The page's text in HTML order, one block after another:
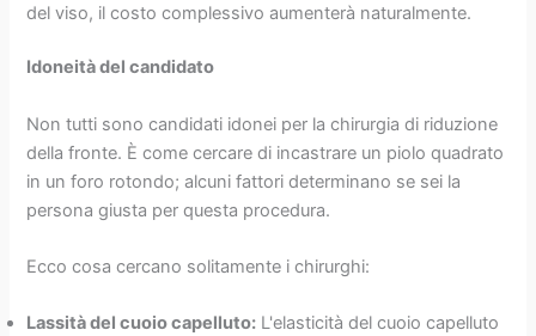
del viso, il costo complessivo aumenterà naturalmente.
Idoneità del candidato
Non tutti sono candidati idonei per la chirurgia di riduzione
della fronte. È come cercare di incastrare un piolo quadrato
in un foro rotondo; alcuni fattori determinano se sei la
persona giusta per questa procedura.
Ecco cosa cercano solitamente i chirurghi:
Lassità del cuoio capelluto: L'elasticità del cuoio capelluto